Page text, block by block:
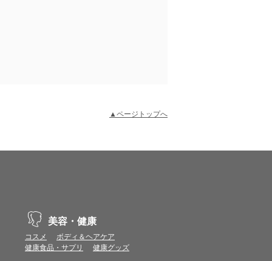
が使用できる環境でご利用ください。
▲ページトップへ
美容・健康
コスメ
ボディ＆ヘアケア
健康食品・サプリ
健康グッズ